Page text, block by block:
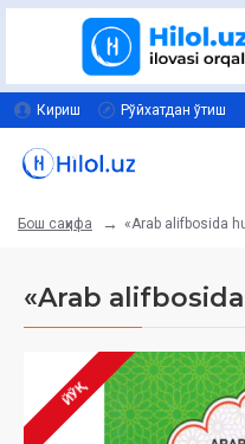
Кириш Рўйхатдан ўтиш
Бош саҳифа «Arab alifbosida
«Arab
ЙЎҚ